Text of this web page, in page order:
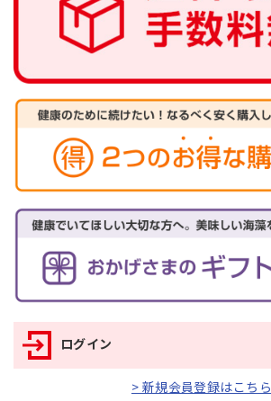
ログイン
> 新規会員登録はこちら